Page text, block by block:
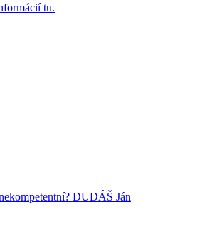
tu.
DUDÁŠ Ján